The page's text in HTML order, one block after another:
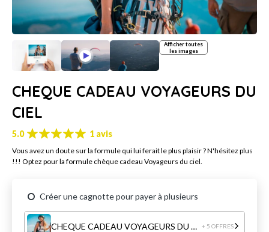
Afficher toutes
les images
CHEQUE CADEAU VOYAGEURS DU
CIEL
5.0 1 avis
Vous avez un doute sur la formule qui lui ferait le plus plaisir ? N'hésitez plus
!!! Optez pour la formule chèque cadeau Voyageurs du ciel.
Créer une cagnotte pour payer à plusieurs
CHEQUE CADEAU VOYAGEURS DU CIEL + 5 OFFRES